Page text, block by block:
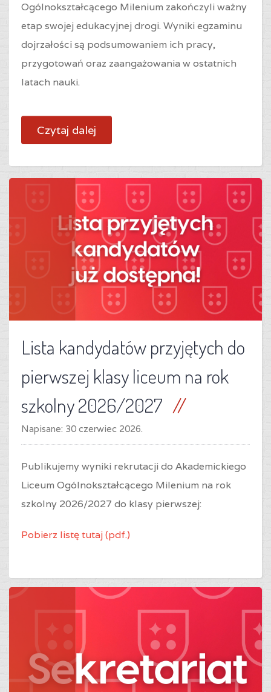
Ogólnokształcącego Milenium zakończyli ważny
etap swojej edukacyjnej drogi. Wyniki egzaminu
dojrzałości są podsumowaniem ich pracy,
przygotowań oraz zaangażowania w ostatnich
latach nauki.
Czytaj dalej
Lista kandydatów przyjętych do
pierwszej klasy liceum na rok
szkolny 2026/2027
Napisane: 30 czerwiec 2026.
Publikujemy wyniki rekrutacji do Akademickiego
Liceum Ogólnokształcącego Milenium na rok
szkolny 2026/2027 do klasy pierwszej:
Pobierz listę tutaj (pdf.)